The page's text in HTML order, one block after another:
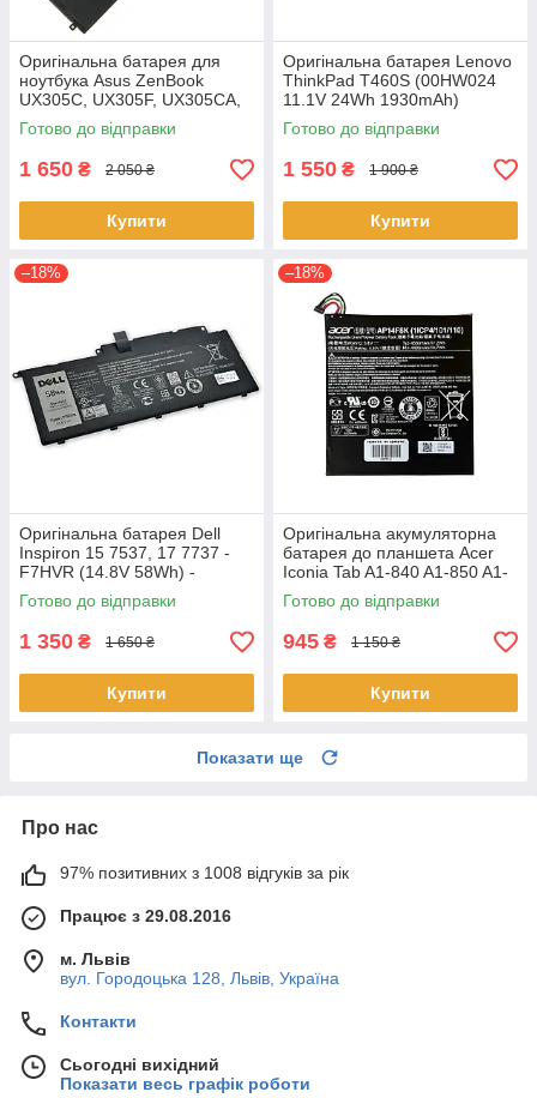
Оригінальна батарея для
ноутбука Asus ZenBook
UX305C, UX305F, UX305CA,
UX305FA - C31N1411 (+11.4 V
45Wh) АКБ
Готово до відправки
1 650 ₴ 2 050 ₴
Купити
Оригінальна батарея Lenovo
ThinkPad T460S (00HW024
11.1V 24Wh 1930mAh)
Акумулятор, АКБ для
ноутбука
Готово до відправки
1 550 ₴ 1 900 ₴
Купити
–18%
Оригінальна батарея Dell
Inspiron 15 7537, 17 7737 -
F7HVR (14.8V 58Wh) -
Акумулятор, АКБ
Готово до відправки
1 350 ₴ 1 650 ₴
Купити
–18%
Оригінальна акумуляторна
батарея до планшета Acer
Iconia Tab A1-840 A1-850 A1-
860 One 8 B1-810 B1-820 B1-
830 - AP14F8K
Готово до відправки
945 ₴ 1 150 ₴
Купити
Показати ще
Про нас
97% позитивних з 1008 відгуків за рік
Працює з 29.08.2016
м. Львів
вул. Городоцька 128, Львів, Україна
Контакти
Сьогодні вихідний
Показати весь графік роботи